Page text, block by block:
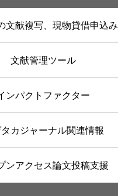
文献複写、現物貸借申込み
文献管理ツール
ンパクトファクター
カジャーナル関連情報
ンアクセス論文投稿支援